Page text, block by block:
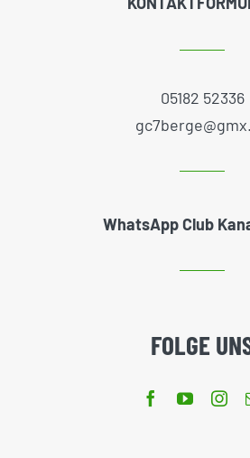
05182 52336
WhatsApp Club
FOLGE